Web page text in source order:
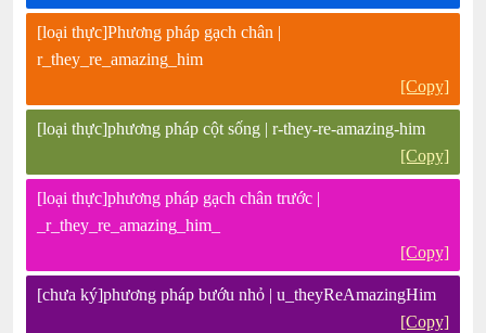
[loại thực]Phương pháp gạch chân |
r_they_re_amazing_him
[Copy]
[loại thực]phương pháp cột sống | r-they-re-amazing-him
[Copy]
[loại thực]phương pháp gạch chân trước |
_r_they_re_amazing_him_
[Copy]
[chưa ký]phương pháp bướu nhỏ | u_theyReAmazingHim
[Copy]